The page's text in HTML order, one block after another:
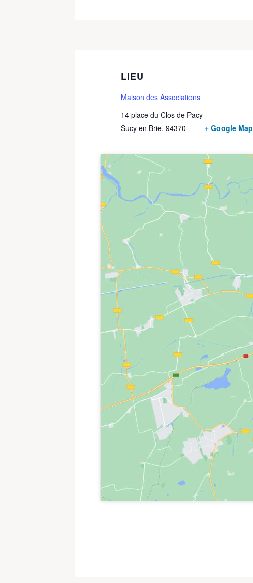
LIEU
Maison des Associations
14 place du Clos de Pacy
Sucy en Brie, 94370 + Google Map